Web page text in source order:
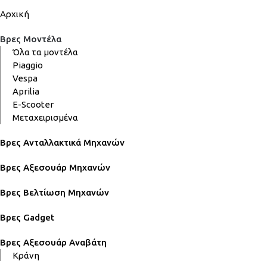
Αρχική
Βρες Μοντέλα
Όλα τα μοντέλα
Piaggio
Vespa
Aprilia
E-Scooter
Μεταχειρισμένα
Βρες Ανταλλακτικά Μηχανών
Βρες Αξεσουάρ Μηχανών
Βρες Βελτίωση Μηχανών
Βρες Gadget
Βρες Αξεσουάρ Αναβάτη
Κράνη